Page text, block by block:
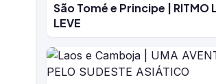
São Tomé e Principe | RITMO
LEVE